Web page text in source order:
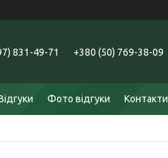
831-49-71 +380 (50) 769-38-09
Фото відгуки Контакти